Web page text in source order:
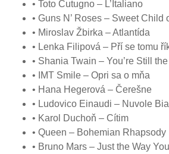
• Toto Cutugno – L’Italiano
• Guns N’ Roses – Sweet Child
• Miroslav Žbirka – Atlantída
• Lenka Filipová – Pří se tomu
• Shania Twain – You’re Still
• IMT Smile – Opri sa o mňa
• Hana Hegerová – Čerešne
• Ludovico Einaudi – Nuvole
• Karol Duchoň – Cítim
• Queen – Bohemian Rhapsody
• Bruno Mars – Just the Way